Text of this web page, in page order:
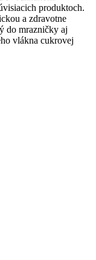
produktoch.
a zdravotne
do mrazničky aj
vlákna cukrovej